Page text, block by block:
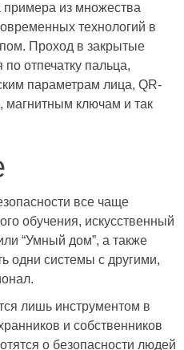
примера из множества
технологий в
Проход в закрытые
отпечатку пальца,
параметрам лица, QR-
магнитным ключам и так
все чаще
обучения, искусственный
“Умный дом”, а также
одни системы с другими,
лишь инструментом в
и собственников
о безопасности людей